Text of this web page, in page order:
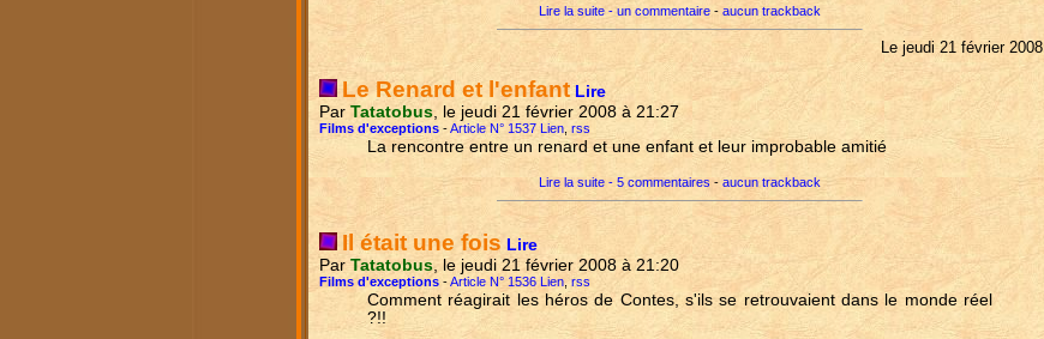
Lire la suite - un commentaire - aucun trackback
Le jeudi 21 février 2008
Le Renard et l'enfant Lire
Par Tatatobus , le jeudi 21 février 2008 à 21:27
Films d'exceptions -Article N° 1537 Lien rss
La rencontre entre un renard et une enfant et leur improbable amitié
Lire la suite - 5 commentaires- aucun trackback
Il était une fois Lire
Par Tatatobus , le jeudi 21 février 2008 à 21:20
Films d'exceptions -Article N° 1536 Lien ,rss
Comment réagirait les héros de Contes, s'ils se retrouvaient dans le monde réel
?!!